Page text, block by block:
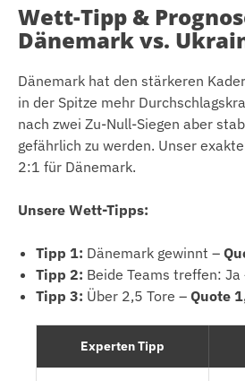
Wett-Tipp &
Dänemark vs.
Dänemark hat den stärkeren
in der Spitze mehr
nach zwei Zu-Null-Siegen aber
gefährlich zu werden. Unser
2:1 für Dänemark.
Unsere Wett-Tipps:
Tipp 1: Dänemark gewinnt –
Tipp 2: Beide Teams treffen: Ja
Tipp 3: Über 2,5 Tore – Quote
Experten Tipp